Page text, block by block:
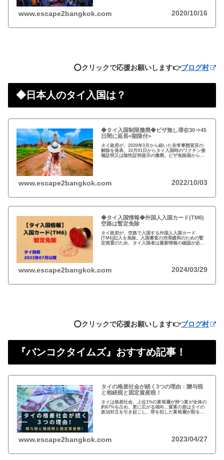
www.escape2bangkok.com 2020/10/16
⭕️クリックで応援お願いします👉ブログ村
◆日本人のタイ入国は？
◆タイ入国制限撤廃◆ビザ無し滞在30⇒45
日間に延長<期限付>
タイ政府が、2020年3月から続いた非常事態宣言の
解除を発表。10月01日からタイ入国時のワクチン接
種証明又は陰性証明提示の撤廃。ビザ免除国からの
www.escape2bangkok.com 2022/10/03
◆タイ入国情報◆外国人入国カード(TM6)
空路は暫定免除
タイ政府が、空路で入国する外国人入国カード
(TM6)記入を免除。入国審査の渋滞緩和のための暫
定措置のため、タイ入国者は最新情報の確認が必
www.escape2bangkok.com 2024/03/29
⭕️クリックで応援お願いします👉ブログ村
『バンコクタイムズ』おすすめ記事！
タイの格差社会が続く3つの理由：贈与税
と相続税と固定資産税！
タイは格差社会、上位1%の富裕層が持つ富が全体の
約67%を占め、更に広がる傾向…貧富の差はタイの
政治対立を引き起こし、罪を犯した富裕層が罰を免
www.escape2bangkok.com 2023/04/27